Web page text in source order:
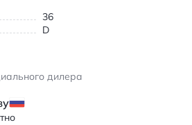
их незаменимыми в вашем
бежевые повседневные с
из ткани и кожи
36
D
дилера